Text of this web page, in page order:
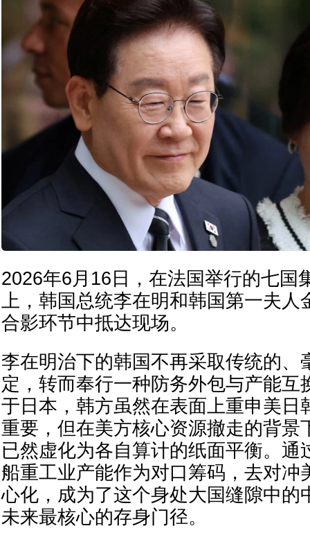
2026年6月16日，在法国举行的七国
上，韩国总统李在明和韩国第一夫
合影环节中抵达现场。
李在明治下的韩国不再采取传统的、
定，转而奉行一种防务外包与产能互
于日本，韩方虽然在表面上重申美日
重要，但在美方核心资源撤走的背景
已然虚化为各自算计的纸面平衡。通
船重工业产能作为对口筹码，去对冲
心化，成为了这个身处大国缝隙中的
未来最核心的存身门径。